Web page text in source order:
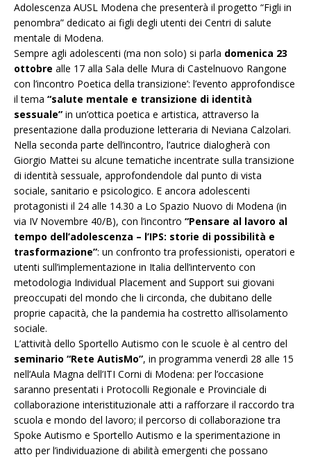
Adolescenza AUSL Modena che presenterà il progetto “Figli in
penombra” dedicato ai figli degli utenti dei Centri di salute
mentale di Modena.
Sempre agli adolescenti (ma non solo) si parla domenica 23
ottobre alle 17 alla Sala delle Mura di Castelnuovo Rangone
con l’incontro Poetica della transizione’: l’evento approfondisce
il tema “salute mentale e transizione di identità
sessuale” in un’ottica poetica e artistica, attraverso la
presentazione dalla produzione letteraria di Neviana Calzolari.
Nella seconda parte dell’incontro, l’autrice dialogherà con
Giorgio Mattei su alcune tematiche incentrate sulla transizione
di identità sessuale, approfondendole dal punto di vista
sociale, sanitario e psicologico. E ancora adolescenti
protagonisti il 24 alle 14.30 a Lo Spazio Nuovo di Modena (in
via IV Novembre 40/B), con l’incontro “Pensare al lavoro al
tempo dell’adolescenza – l’IPS: storie di possibilità e
trasformazione”: un confronto tra professionisti, operatori e
utenti sull’implementazione in Italia dell’intervento con
metodologia Individual Placement and Support sui giovani
preoccupati del mondo che li circonda, che dubitano delle
proprie capacità, che la pandemia ha costretto all’isolamento
sociale.
L’attività dello Sportello Autismo con le scuole è al centro del
seminario “Rete AutisMo”, in programma venerdì 28 alle 15
nell’Aula Magna dell’ITI Corni di Modena: per l’occasione
saranno presentati i Protocolli Regionale e Provinciale di
collaborazione interistituzionale atti a rafforzare il raccordo tra
scuola e mondo del lavoro; il percorso di collaborazione tra
Spoke Autismo e Sportello Autismo e la sperimentazione in
atto per l’individuazione di abilità emergenti che possano